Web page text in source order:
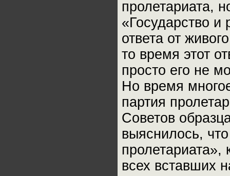
пролетариата,
«Государство
ответа от
то время этот
просто его не
Но время
партия
Советов
выяснилось,
пролетариата»,
всех вставших